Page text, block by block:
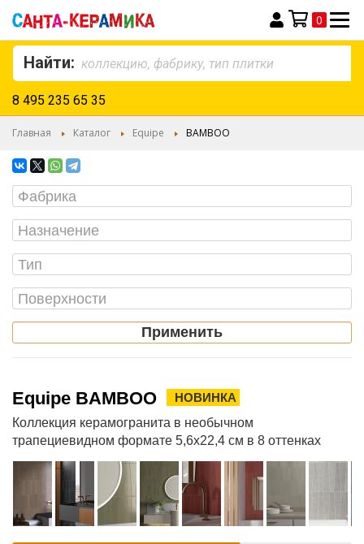
Моя корзина
0
Найти:
8 495 235 65 35
Главная Каталог Equipe BAMBOO
Применить
Equipe BAMBOO
НОВИНКА
Коллекция керамогранита в необычном
трапециевидном формате 5,6x22,4 см в 8 оттенках